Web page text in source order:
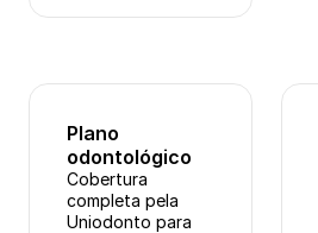
Plano
odontológico
Cobertura
completa pela
Uniodonto para